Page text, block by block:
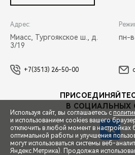
СПЕЦПРЕДЛОЖЕНИЯ
Адрес:
Миасс, Тургоякское ш., д.
3/19
пн-
+7(3513) 26-50-00
В СОЦИАЛЬНЫХ
Используя сайт, вы соглашаетесь с
и использованием cookies вашего
отключить в любой момент в настройках
оптимальной работы и улучшения
могут использоваться системы веб-
Яндекс.Метрика). Продолжая